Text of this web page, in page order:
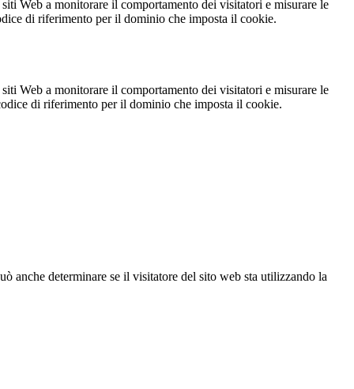
Web a monitorare il comportamento dei visitatori e misurare le
di riferimento per il dominio che imposta il cookie.
Web a monitorare il comportamento dei visitatori e misurare le
di riferimento per il dominio che imposta il cookie.
anche determinare se il visitatore del sito web sta utilizzando la